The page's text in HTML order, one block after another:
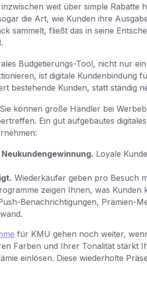
weit über simple Rabatte
die Art, wie Kunden ihre
sammelt, fließt das in seine
Budgetierungs-Tool, nicht nur
ist digitale Kundenbindung
bestehende Kunden, statt ständig
können große Händler bei
Ein gut aufgebautes
Loyale
Wiederkäufer geben pro Besuch
zeigen Ihnen, was
Benachrichtigungen, Prämien-
für KMU gehen noch weiter,
Farben und Ihrer Tonalität stärkt
einlösen. Diese wiederholte